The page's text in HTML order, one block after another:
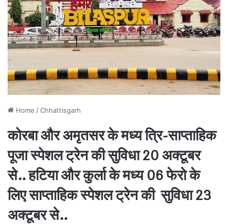
Home /Chhattisgarh
कोरबा और अमृतसर के मध्य त्रि-साप्ताहिक
पूजा स्पेशल ट्रेन की सुविधा 20 अक्टूबर
से.. हटिया और कुर्ला के मध्य 06 फेरो के
लिए साप्ताहिक स्पेशल ट्रेन की सुविधा 23
अक्टूबर से..